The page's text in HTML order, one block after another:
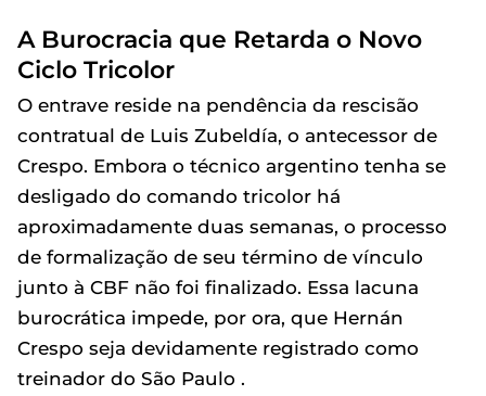
A Burocracia que Retarda o Novo
Ciclo Tricolor
O entrave reside na pendência da rescisão
contratual de Luis Zubeldía, o antecessor de
Crespo. Embora o técnico argentino tenha se
desligado do comando tricolor há
aproximadamente duas semanas, o processo
de formalização de seu término de vínculo
junto à CBF não foi finalizado. Essa lacuna
burocrática impede, por ora, que Hernán
Crespo seja devidamente registrado como
treinador do São Paulo .